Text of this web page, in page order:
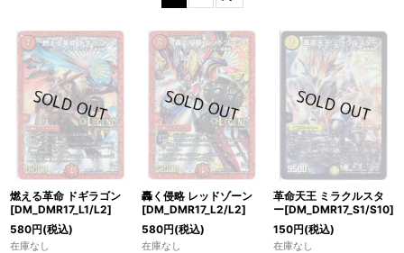
並び順:
絞り込む
燃える革命 ドギラゴン
[DM_DMR17_L1/L2]
580円(税込)
在庫なし
轟く侵略 レッドゾーン
[DM_DMR17_L2/L2]
580円(税込)
在庫なし
革命天王 ミラクルスタ
ー[DM_DMR17_S1/S10]
150円(税込)
在庫なし